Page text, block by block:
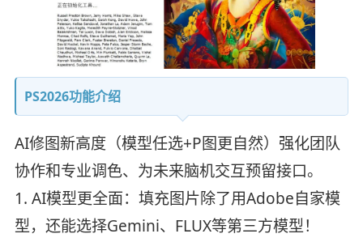
PS2026功能介绍
AI修图新高度​​（模型任选+P图更自然）强化​​团队
协作和专业调色​​、为未来脑机交互预留接口。
1. AI模型更全面：填充图片除了用Adobe自家模
型，还能选择Gemini、FLUX等第三方模型！